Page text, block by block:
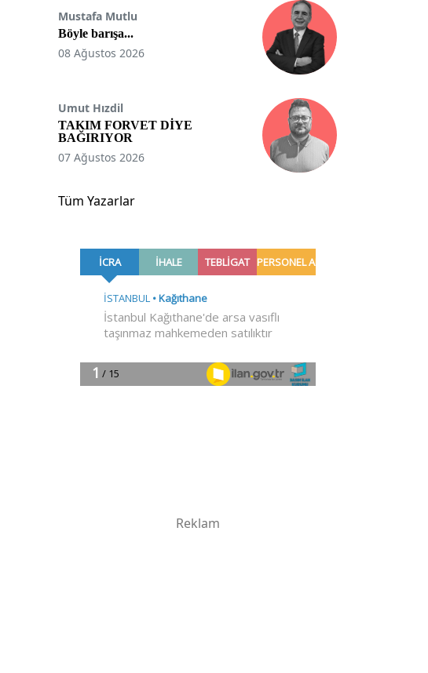
Mustafa Mutlu
Böyle barışa...
08 Ağustos 2026
Umut Hızdil
TAKIM FORVET DİYE
BAĞIRIYOR
07 Ağustos 2026
Tüm Yazarlar